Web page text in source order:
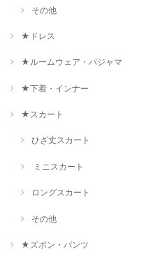
その他
★ドレス
★ルームウェア・パジャマ
★下着・インナー
★スカート
ひざ丈スカート
ミニスカート
ロングスカート
その他
★ズボン・パンツ